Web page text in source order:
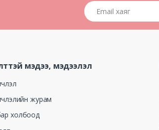
Email хаяг
мэдээ, мэдээлэл
журам
холбоод